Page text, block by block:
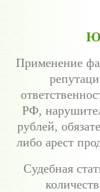
Применение
РФ,
рублей,
либо арест
Судебная